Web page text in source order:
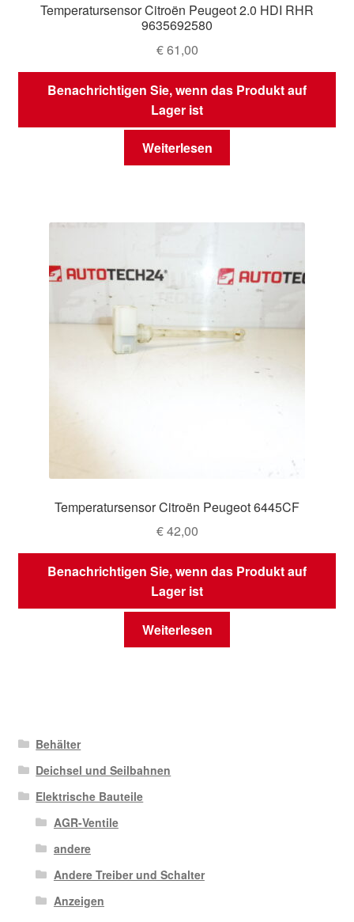
Temperatursensor Citroën Peugeot 2.0 HDI RHR
9635692580
€61,00
Benachrichtigen Sie, wenn das Produkt auf
Lager ist
Weiterlesen
Temperatursensor Citroën Peugeot 6445CF
€42,00
Benachrichtigen Sie, wenn das Produkt auf
Lager ist
Weiterlesen
Behälter
Deichsel und Seilbahnen
Elektrische Bauteile
AGR-Ventile
andere
Andere Treiber und Schalter
Anzeigen